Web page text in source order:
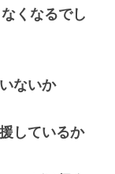
くなるでし
ないか
しているか